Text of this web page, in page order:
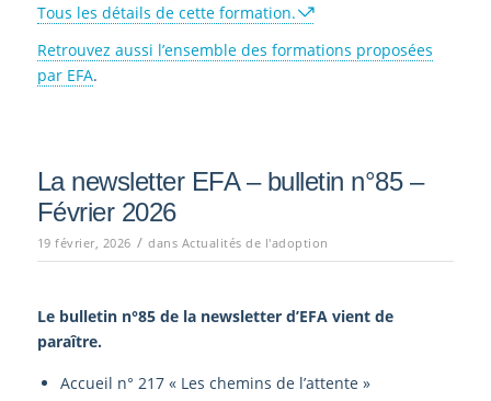
Tous les détails de cette formation.
Retrouvez aussi l’ensemble des formations proposées
par EFA.
La newsletter EFA – bulletin n°85 –
Février 2026
19 février, 2026 / dans Actualités de l'adoption
Le bulletin n°85 de la newsletter d’EFA vient de
paraître.
Accueil n° 217 « Les chemins de l’attente »